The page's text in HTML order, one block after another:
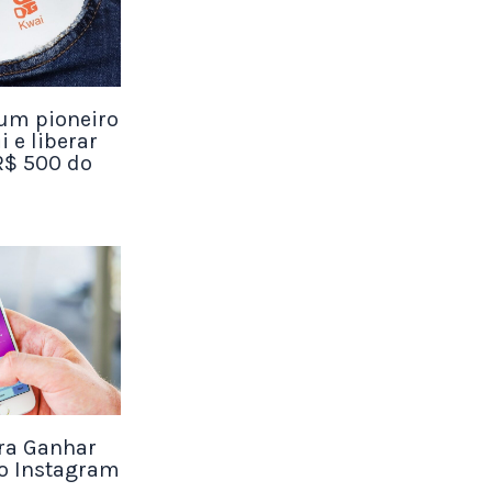
ou
da
pioneiro
e liberar
500 do
Ganhar
Instagram